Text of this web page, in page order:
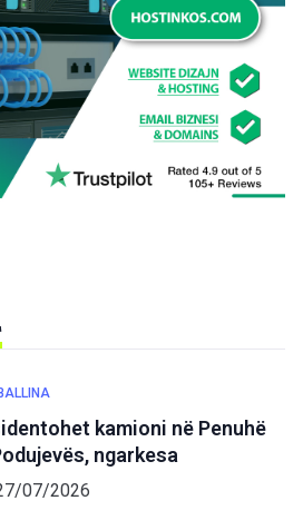
BALLINA
kamioni në Penuhë
ngarkesa
07/2026